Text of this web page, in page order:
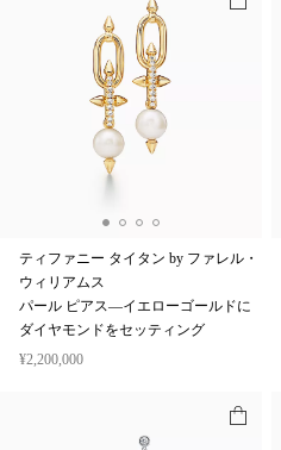
ティファニー タイタン by ファレル・
ウィリアムス
パール ピアス—イエローゴールドに
ダイヤモンドをセッティング
¥2,200,000